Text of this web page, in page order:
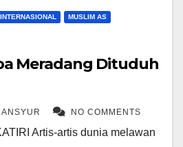
INTERNASIONAL MUSLIM AS
Meradang Dituduh
NO COMMENTS
Artis-artis dunia melawan